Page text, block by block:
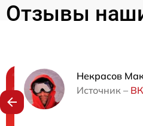
Отзывы
Некрасов
Источник –
Нужна